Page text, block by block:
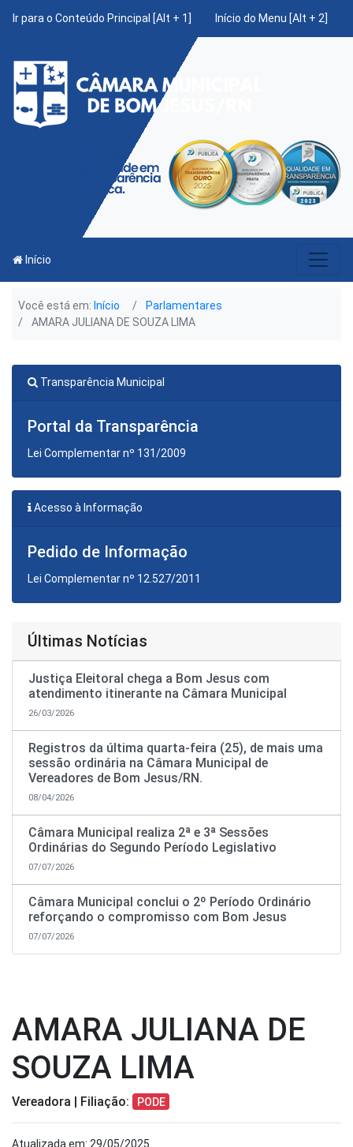
Ir para o Conteúdo Principal [Alt + 1] Início do Menu [Alt + 2]
Início
Você está em: Início
Parlamentares
AMARA JULIANA DE SOUZA LIMA
Transparência Municipal
Portal da Transparência
Lei Complementar nº 131/2009
Acesso à Informação
Pedido de Informação
Lei Complementar nº 12.527/2011
Últimas Notícias
Justiça Eleitoral chega a Bom Jesus com
atendimento itinerante na Câmara Municipal
26/03/2026
Registros da última quarta-feira (25), de mais uma
sessão ordinária na Câmara Municipal de
Vereadores de Bom Jesus/RN.
08/04/2026
Câmara Municipal realiza 2ª e 3ª Sessões
Ordinárias do Segundo Período Legislativo
07/07/2026
Câmara Municipal conclui o 2º Período Ordinário
reforçando o compromisso com Bom Jesus
07/07/2026
AMARA JULIANA DE
SOUZA LIMA
Vereadora | Filiação: PODE
Atualizada em: 29/05/2025